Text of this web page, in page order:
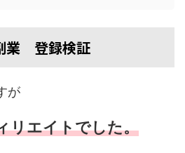
業 登録検証
が
リエイトでした。